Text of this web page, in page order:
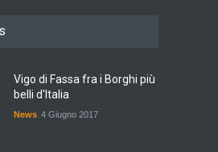
Vigo di Fassa fra i Borghi più
belli d'Italia
News 4 Giugno 2017